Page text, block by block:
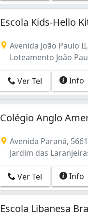
Escola Kids-Hello
Avenida João Paulo
Loteamento João
Ver Tel Info
Colégio Anglo
Avenida Paraná, 5661
Jardim das
Ver Tel Info
Escola Libanesa